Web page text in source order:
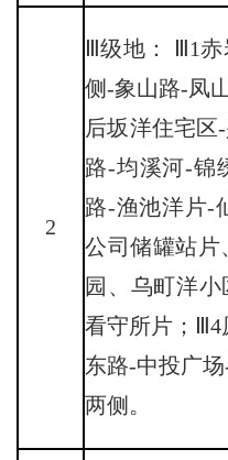
2
Ⅲ级地： Ⅲ1
侧-象山路-凤
后坂洋住宅区
路-均溪河-锦
路-渔池洋片-
公司储罐站片
园、乌町洋
看守所片；Ⅲ4
东路-中投广
两侧。